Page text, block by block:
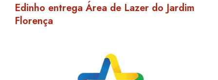
Edinho entrega Área de Lazer do Jardim
Florença